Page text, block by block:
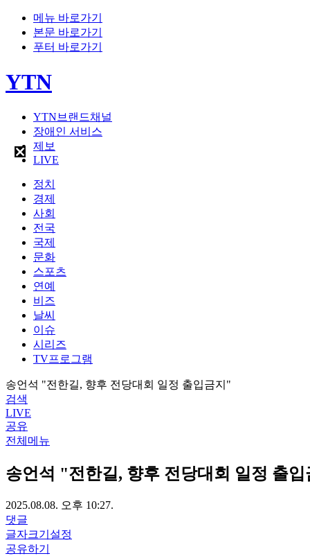
메뉴 바로가기
본문 바로가기
푸터 바로가기
YTN
YTN브랜드채널
장애인 서비스
제보
LIVE
정치
경제
사회
전국
국제
문화
스포츠
연예
비즈
날씨
이슈
시리즈
TV프로그램
송언석 "전한길, 향후 전당대회 일정 출입금지"
검색
LIVE
공유
전체메뉴
송언석 "전한길, 향후 전당대회 일정 출
2025.08.08. 오후 10:27.
댓글
글자크기설정
공유하기